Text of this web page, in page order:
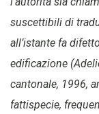
suscettibili di
all’istante fa
edificazione
cantonale, 1996,
fattispecie,